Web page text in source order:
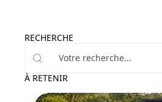
RECHERCHE
À RETENIR